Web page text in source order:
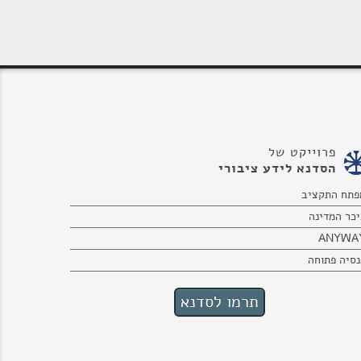
פרוייקט של
הסדנא לידע ציבורי
התקציב
המדינה
פתוחה